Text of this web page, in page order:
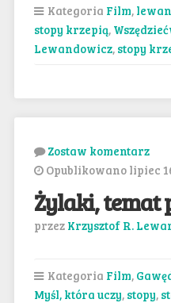
Kategoria Film,
stopy krzepią,
Lewandowicz, stopy
Zostaw komentarz
Opublikowano lipiec
Żylaki, temat
przez Krzysztof R.
Kategoria Film,
Myśl, która uczy, stopy,